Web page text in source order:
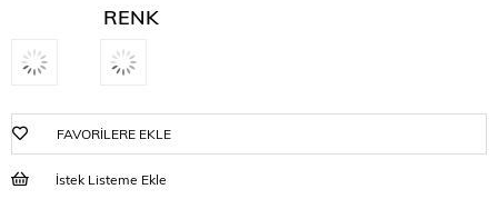
RENK
FAVORILERE EKLE
İstek Listeme Ekle